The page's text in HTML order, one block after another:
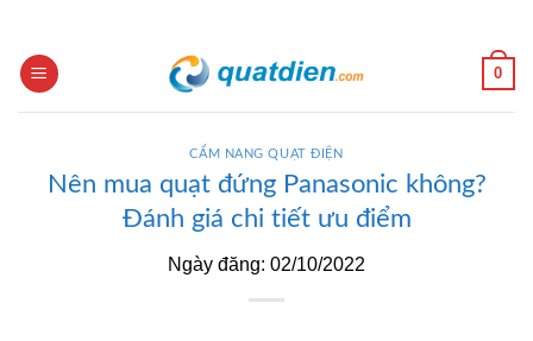
content
0
CẨM NANG QUẠT ĐIỆN
Nên mua quạt đứng Panasonic không?
Đánh giá chi tiết ưu điểm
Ngày đăng: 02/10/2022